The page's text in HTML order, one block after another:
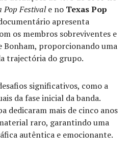
Pop Festivale no Texas Pop
apresenta
os membros sobreviventes e
Bonham, proporcionando uma
trajectória do grupo.
significativos, como a
da fase inicial da banda.
dedicaram mais de cinco anos
raro, garantindo uma
autêntica e emocionante.